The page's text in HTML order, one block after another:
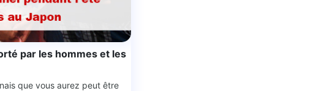
par les hommes et les
que vous aurez peut être